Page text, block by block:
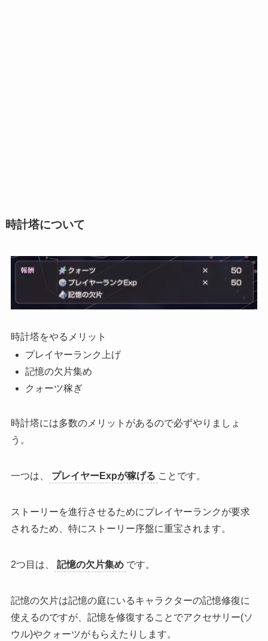
時計塔について
時計塔をやるメリット
プレイヤーランク上げ
記憶の欠片集め
クォーツ稼ぎ
時計塔には多数のメリットがあるので必ずやりましょ
う。
一つは、 プレイヤーExpが稼げる ことです。
ストーリーを進行させるためにプレイヤーランクが要求
されるため、特にストーリー序盤に重宝されます。
2つ目は、 記憶の欠片集め です。
記憶の欠片は記憶の庭にいるキャラクターの記憶修復に
使えるのですが、記憶を修復することでアクセサリー(ソ
ウル)やクォーツがもらえたりします。